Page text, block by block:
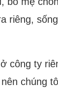
riêng,
công ty
chúng